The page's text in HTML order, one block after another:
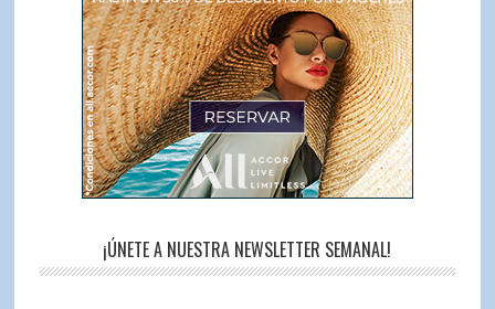
¡ÚNETE A NUESTRA NEWSLETTER SEMANAL!